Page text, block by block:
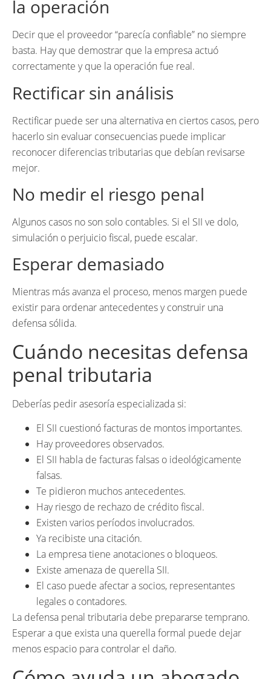
la operación
Decir que el proveedor “parecía confiable” no siempre
basta. Hay que demostrar que la empresa actuó
correctamente y que la operación fue real.
Rectificar sin análisis
Rectificar puede ser una alternativa en ciertos casos, pero
hacerlo sin evaluar consecuencias puede implicar
reconocer diferencias tributarias que debían revisarse
mejor.
No medir el riesgo penal
Algunos casos no son solo contables. Si el SII ve dolo,
simulación o perjuicio fiscal, puede escalar.
Esperar demasiado
Mientras más avanza el proceso, menos margen puede
existir para ordenar antecedentes y construir una
defensa sólida.
Cuándo necesitas defensa
penal tributaria
Deberías pedir asesoría especializada si:
El SII cuestionó facturas de montos importantes.
Hay proveedores observados.
El SII habla de facturas falsas o ideológicamente
falsas.
Te pidieron muchos antecedentes.
Hay riesgo de rechazo de crédito fiscal.
Existen varios períodos involucrados.
Ya recibiste una citación.
La empresa tiene anotaciones o bloqueos.
Existe amenaza de querella SII.
El caso puede afectar a socios, representantes
legales o contadores.
La defensa penal tributaria debe prepararse temprano.
Esperar a que exista una querella formal puede dejar
menos espacio para controlar el daño.